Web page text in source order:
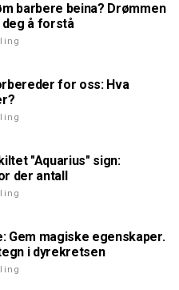
barbere beina? Drømmen
deg å forstå
for oss: Hva
"Aquarius" sign:
der antall
Gem magiske egenskaper.
i dyrekretsen